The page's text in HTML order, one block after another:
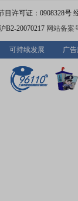
许可证：0908328号
B2-20070217 网站备案
可持续发展 广